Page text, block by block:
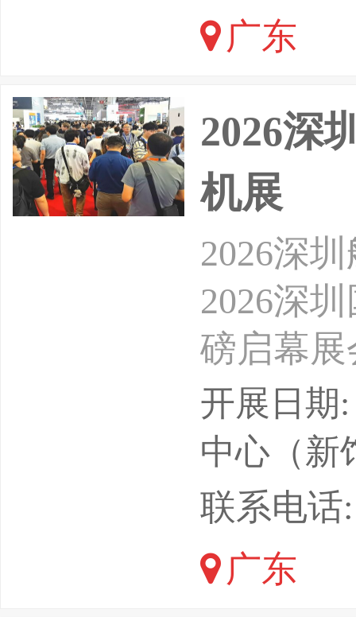
海工船
前沿科
广东
2026深
机展
2026深
2026深
磅启幕展
28日展
概况：
加速推
空经济
开展日期
中心（新
联系电话:
广东